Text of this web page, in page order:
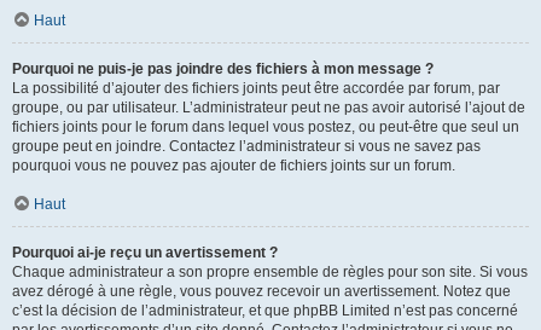
Haut
Pourquoi ne puis-je pas joindre des fichiers à mon message ?
La possibilité d’ajouter des fichiers joints peut être accordée par forum, par
groupe, ou par utilisateur. L’administrateur peut ne pas avoir autorisé l’ajout de
fichiers joints pour le forum dans lequel vous postez, ou peut-être que seul un
groupe peut en joindre. Contactez l’administrateur si vous ne savez pas
pourquoi vous ne pouvez pas ajouter de fichiers joints sur un forum.
Haut
Pourquoi ai-je reçu un avertissement ?
Chaque administrateur a son propre ensemble de règles pour son site. Si vous
avez dérogé à une règle, vous pouvez recevoir un avertissement. Notez que
c’est la décision de l’administrateur, et que phpBB Limited n’est pas concerné